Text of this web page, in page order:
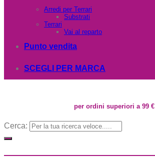
Arredi per Terrari
Substrati
Terrari
Vai al reparto
Punto vendita
SCEGLI PER MARCA
per ordini superiori a 99 €
Cerca: